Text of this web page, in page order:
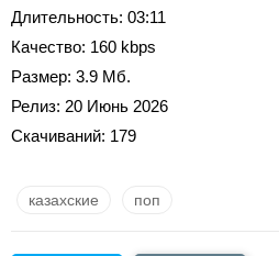
Длительность: 03:11
Качество: 160 kbps
Размер: 3.9 Мб.
Релиз: 20 Июнь 2026
Скачиваний: 179
казахские поп